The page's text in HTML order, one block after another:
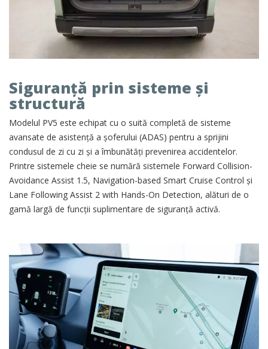
Siguranță prin sisteme și
structură
Modelul PV5 este echipat cu o suită completă de sisteme
avansate de asistență a șoferului (ADAS) pentru a sprijini
condusul de zi cu zi și a îmbunătăți prevenirea accidentelor.
Printre sistemele cheie se numără sistemele Forward Collision-
Avoidance Assist 1.5, Navigation-based Smart Cruise Control și
Lane Following Assist 2 with Hands-On Detection, alături de o
gamă largă de funcții suplimentare de siguranță activă.